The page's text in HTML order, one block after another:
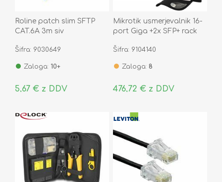
Roline patch slim SFTP
CAT.6A 3m siv
Šifra: 9030649
Zaloga: 10+
5,67 € z DDV
Mikrotik usmerjevalnik 16-
port Giga +2x SFP+ rack
Šifra: 9104140
Zaloga: 8
476,72 € z DDV